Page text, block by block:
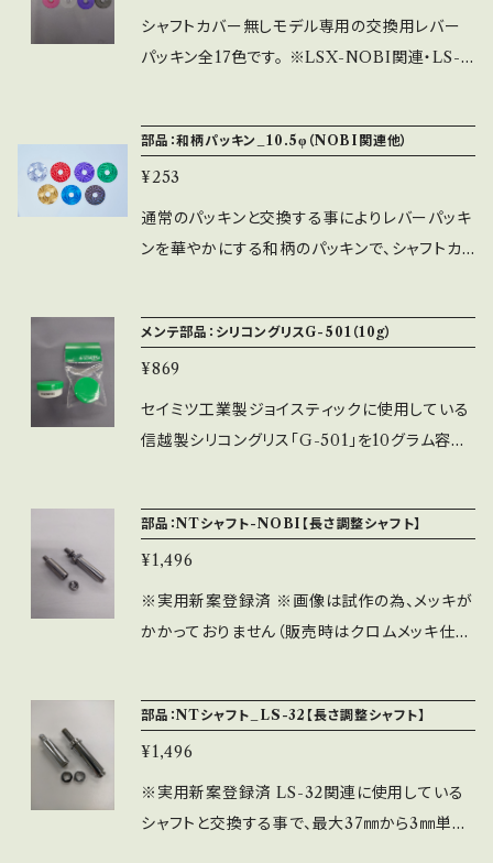
計しています。
シャフトカバー無しモデル専用の交換用レバー
パッキン全17色です。 ※LSX-NOBI関連・LS-3
カタカナ表記は透明色となります。 ※シャフトカ
バー付きモデルには取付できません。
部品：和柄パッキン_10.5φ（NOBI関連他）
¥253
通常のパッキンと交換する事によりレバーパッキ
ンを華やかにする和柄のパッキンで、シャフトカ
下さい。 対応ジョイスティック：LSX-NOBIシリ
ーズ、LS-32関連（SC除く）、LS-62-01、LSQ-4
0、SELS-70X関連 ※赤・青・緑・紫・金・銀・黒・
白・桃の全7色ラインナップです。 厚さ1.0㎜・大き
メンテ部品：シリコングリスG-501（10g）
¥869
セイミツ工業製ジョイスティックに使用している
信越製シリコングリス「G-501」を10グラム容器
ておりますので、これ1個で8～10台分のメンテナ
ンスが可能です。 ※軟膏を塗布する様に指です
くって、架台に塗ってください。 ※社内で小分け
販売している製品ですので、ケースに型番等の
部品：NTシャフト-NOBI【長さ調整シャフト】
¥1,496
※実用新案登録済 ※画像は試作の為、メッキが
かかっておりません（販売時はクロムメッキ仕様
と交換する事で、最大37㎜から3㎜単位で6㎜
（最短31㎜）まで短くする事ができるシャフトで
す。 内容物：ジョイント1本・3㎜ワッシャー2個・N
T-NOBIシャフト1本・Eリング1個 ※ワッシャー
部品：NTシャフト_LS-32【長さ調整シャフト】
¥1,496
※実用新案登録済 LS-32関連に使用している
シャフトと交換する事で、最大37㎜から3㎜単位